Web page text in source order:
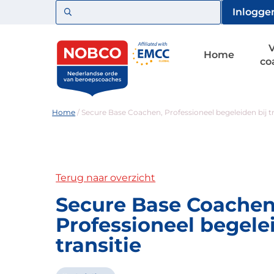
Zoeken
Home
Home / Secure Base Coachen, Professioneel begeleiden bij
Terug naar overzicht
Secure Base
Professioneel
transitie